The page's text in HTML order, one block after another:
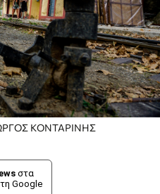
ΚΟΝΤΑΡΙΝΗΣ
στα
Google